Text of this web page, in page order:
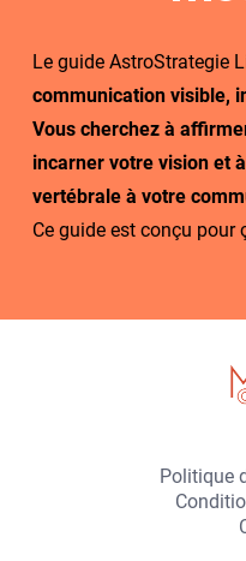
Le guide AstroStrategie
communication visible,
Vous cherchez à
incarner votre vision et
vertébrale à votre
Ce guide est conçu pour
Politique